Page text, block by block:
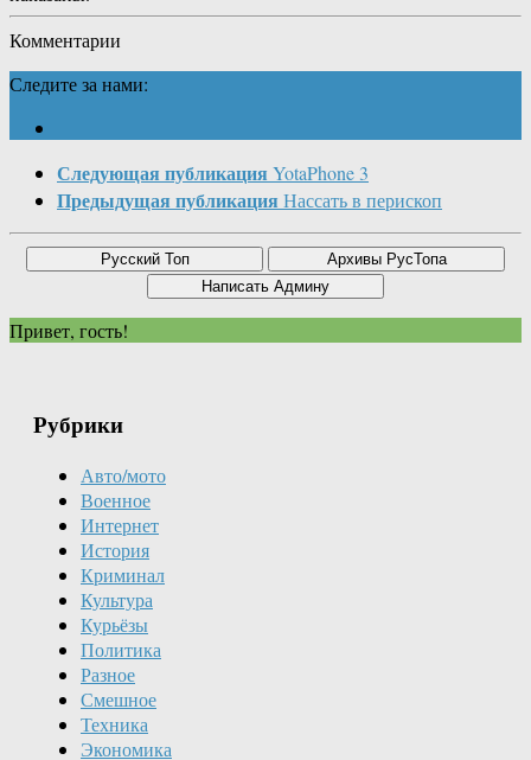
Комментарии
Следите за нами:
Следующая публикация YotaPhone 3
Предыдущая публикация Нассать в перископ
Привет, гость!
Рубрики
Авто/мото
Военное
Интернет
История
Криминал
Культура
Курьёзы
Политика
Разное
Смешное
Техника
Экономика